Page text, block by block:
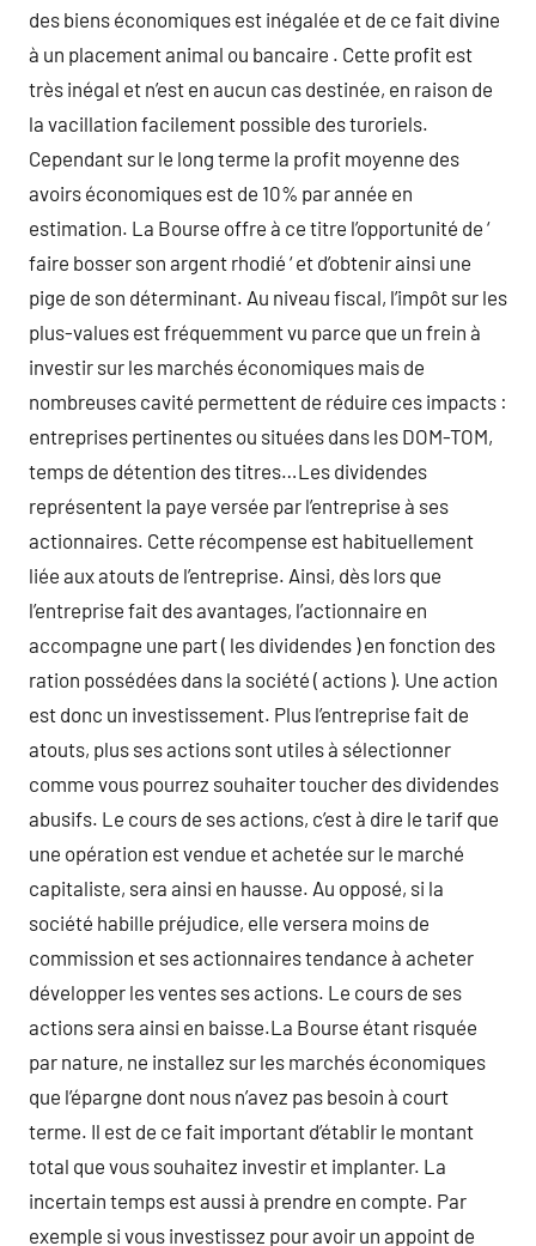
des biens économiques est inégalée et de ce fait divine
à un placement animal ou bancaire . Cette profit est
très inégal et n’est en aucun cas destinée, en raison de
la vacillation facilement possible des turoriels.
Cependant sur le long terme la profit moyenne des
avoirs économiques est de 10% par année en
estimation. La Bourse offre à ce titre l’opportunité de ‘
faire bosser son argent rhodié ‘ et d’obtenir ainsi une
pige de son déterminant. Au niveau fiscal, l’impôt sur les
plus-values est fréquemment vu parce que un frein à
investir sur les marchés économiques mais de
nombreuses cavité permettent de réduire ces impacts :
entreprises pertinentes ou situées dans les DOM-TOM,
temps de détention des titres…Les dividendes
représentent la paye versée par l’entreprise à ses
actionnaires. Cette récompense est habituellement
liée aux atouts de l’entreprise. Ainsi, dès lors que
l’entreprise fait des avantages, l’actionnaire en
accompagne une part ( les dividendes ) en fonction des
ration possédées dans la société ( actions ). Une action
est donc un investissement. Plus l’entreprise fait de
atouts, plus ses actions sont utiles à sélectionner
comme vous pourrez souhaiter toucher des dividendes
abusifs. Le cours de ses actions, c’est à dire le tarif que
une opération est vendue et achetée sur le marché
capitaliste, sera ainsi en hausse. Au opposé, si la
société habille préjudice, elle versera moins de
commission et ses actionnaires tendance à acheter
développer les ventes ses actions. Le cours de ses
actions sera ainsi en baisse.La Bourse étant risquée
par nature, ne installez sur les marchés économiques
que l’épargne dont nous n’avez pas besoin à court
terme. Il est de ce fait important d’établir le montant
total que vous souhaitez investir et implanter. La
incertain temps est aussi à prendre en compte. Par
exemple si vous investissez pour avoir un appoint de